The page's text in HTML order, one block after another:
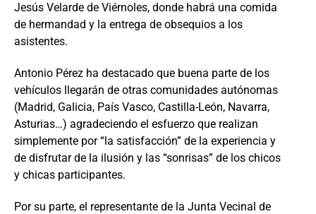
Jesús Velarde de Viérnoles, donde habrá una comida
de hermandad y la entrega de obsequios a los
asistentes.
Antonio Pérez ha destacado que buena parte de los
vehículos llegarán de otras comunidades autónomas
(Madrid, Galicia, País Vasco, Castilla-León, Navarra,
Asturias…) agradeciendo el esfuerzo que realizan
simplemente por “la satisfacción” de la experiencia y
de disfrutar de la ilusión y las “sonrisas” de los chicos
y chicas participantes.
Por su parte, el representante de la Junta Vecinal de